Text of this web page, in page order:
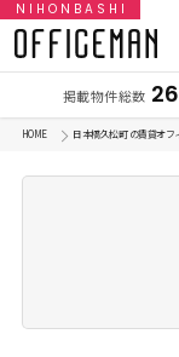
NIHONBASHI
掲載物件総数
HOME 日本橋久松町 の賃貸オフ